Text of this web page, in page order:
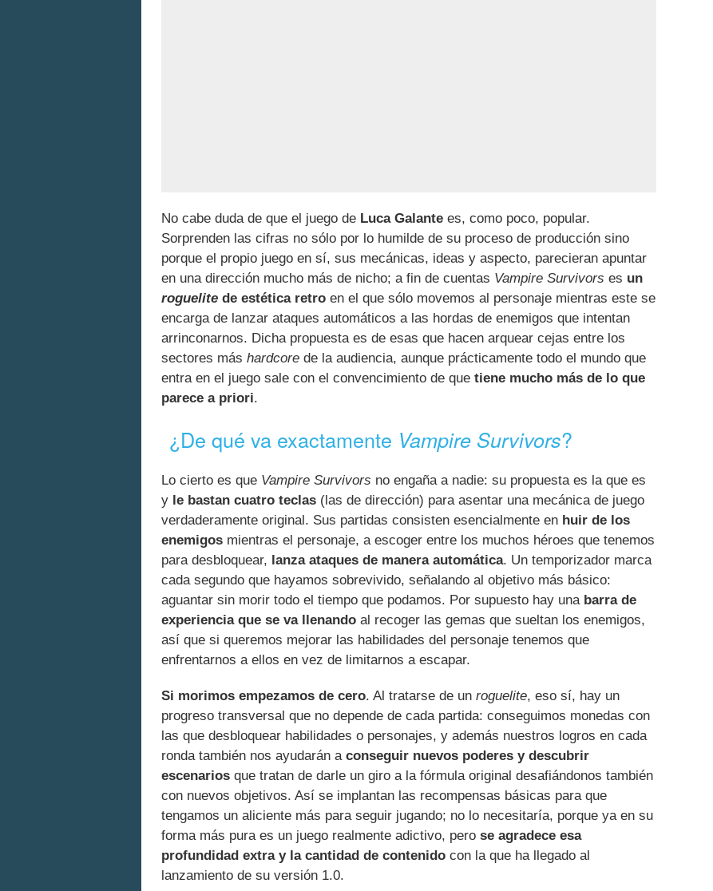
No cabe duda de que el juego de Luca Galante es, como poco, popular.
Sorprenden las cifras no sólo por lo humilde de su proceso de producción sino
porque el propio juego en sí, sus mecánicas, ideas y aspecto, parecieran apuntar
en una dirección mucho más de nicho; a fin de cuentas Vampire Survivors es un
roguelite de estética retro en el que sólo movemos al personaje mientras este se
encarga de lanzar ataques automáticos a las hordas de enemigos que intentan
arrinconarnos. Dicha propuesta es de esas que hacen arquear cejas entre los
sectores más hardcore de la audiencia, aunque prácticamente todo el mundo que
entra en el juego sale con el convencimiento de que tiene mucho más de lo que
parece a priori.
¿De qué va exactamente Vampire Survivors?
Lo cierto es que Vampire Survivors no engaña a nadie: su propuesta es la que es
y le bastan cuatro teclas (las de dirección) para asentar una mecánica de juego
verdaderamente original. Sus partidas consisten esencialmente en huir de los
enemigos mientras el personaje, a escoger entre los muchos héroes que tenemos
para desbloquear, lanza ataques de manera automática. Un temporizador marca
cada segundo que hayamos sobrevivido, señalando al objetivo más básico:
aguantar sin morir todo el tiempo que podamos. Por supuesto hay una barra de
experiencia que se va llenando al recoger las gemas que sueltan los enemigos,
así que si queremos mejorar las habilidades del personaje tenemos que
enfrentarnos a ellos en vez de limitarnos a escapar.
Si morimos empezamos de cero. Al tratarse de un roguelite, eso sí, hay un
progreso transversal que no depende de cada partida: conseguimos monedas con
las que desbloquear habilidades o personajes, y además nuestros logros en cada
ronda también nos ayudarán a conseguir nuevos poderes y descubrir
escenarios que tratan de darle un giro a la fórmula original desafiándonos también
con nuevos objetivos. Así se implantan las recompensas básicas para que
tengamos un aliciente más para seguir jugando; no lo necesitaría, porque ya en su
forma más pura es un juego realmente adictivo, pero se agradece esa
profundidad extra y la cantidad de contenido con la que ha llegado al
lanzamiento de su versión 1.0.